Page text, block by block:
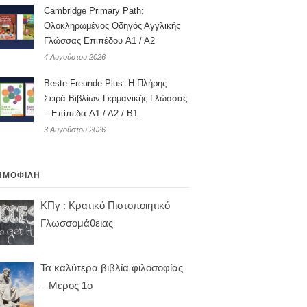
Cambridge Primary Path:
Ολοκληρωμένος Οδηγός Αγγλικής
Γλώσσας Επιπέδου A1 / A2
4 Αυγούστου 2026
Beste Freunde Plus: Η Πλήρης
Σειρά Βιβλίων Γερμανικής Γλώσσας
– Επίπεδα A1 / A2 / B1
3 Αυγούστου 2026
ΚΠγ : Κρατικό Πιστοποιητικό
Γλωσσομάθειας
Τα καλύτερα βιβλία φιλοσοφίας
– Μέρος 1ο